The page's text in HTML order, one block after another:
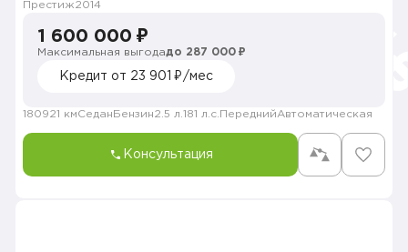
Престиж2014
1 600 000 ₽
Максимальная выгодадо 287 000 ₽
Кредит от 23 901 ₽/мес
180921 кмСедан Бензин2.5 л. 181 л.с. ПереднийАвтоматическая
Консультация